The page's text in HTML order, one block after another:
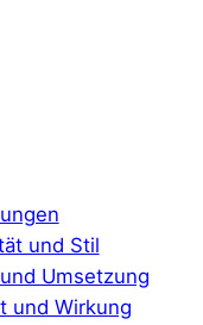
und Stil
Umsetzung
und Wirkung